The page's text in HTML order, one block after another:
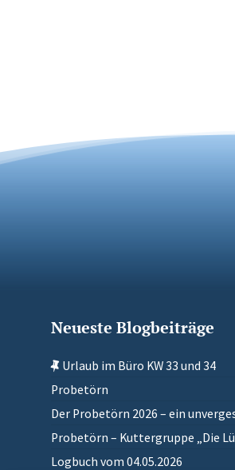
Neueste Blogbeiträge
Urlaub im Büro KW 33 und 34
Probetörn
Der Probetörn 2026 – ein
Probetörn – Kuttergruppe „Die
Logbuch vom 04.05.2026